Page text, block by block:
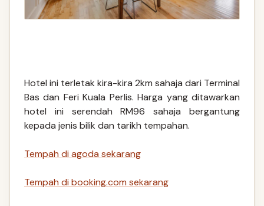
Hotel ini terletak kira-kira 2km sahaja dari Terminal
Bas dan Feri Kuala Perlis. Harga yang ditawarkan
hotel ini serendah RM96 sahaja bergantung
kepada jenis bilik dan tarikh tempahan.
Tempah di agoda sekarang
Tempah di booking.com sekarang